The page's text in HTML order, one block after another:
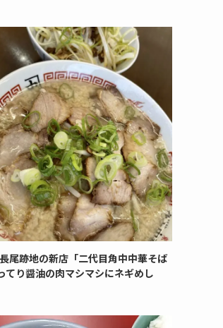
尾跡地の新店「二代目角中中華そば
てり醤油の肉マシマシにネギめし